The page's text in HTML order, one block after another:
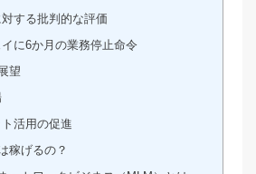
する批判的な評価
に6か月の業務停止命令
望
活用の促進
稼げるの？